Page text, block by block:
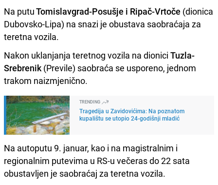
Na putuTomislavgrad-Posušje i Ripač-Vrtoče (dionica
Dubovsko-Lipa) na snazi je obustava saobraćaja za
teretna vozila.
Nakon uklanjanja teretnog vozila na dionici Tuzla-
Srebrenik (Previle) saobraća se usporeno, jednom
trakom naizmjenično.
TRENDING
Tragedija u Zavidovićima: Na poznatom
kupalištu se utopio 24-godišnji mladić
Na autoputu 9. januar, kao i na magistralnim i
regionalnim putevima u RS-u večeras do 22 sata
obustavljen je saobraćaj za teretna vozila.